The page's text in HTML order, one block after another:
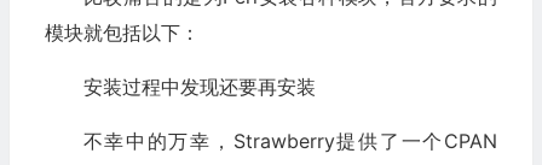
模块就包括以下：
安装过程中发现还要再安装
不幸中的万幸，Strawberry提供了一个CPAN